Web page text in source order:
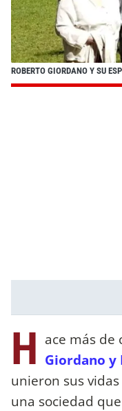
ROBERTO GIORDANO Y SU
H ace más de
Giordano
unieron sus
una sociedad